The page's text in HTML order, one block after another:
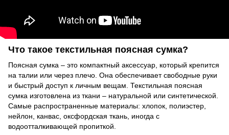
Что такое текстильная поясная сумка?
Поясная сумка – это компактный аксессуар, который крепится
на талии или через плечо. Она обеспечивает свободные руки
и быстрый доступ к личным вещам. Текстильная поясная
сумка изготовлена ​​из ткани – натуральной или синтетической.
Самые распространенные материалы: хлопок, полиэстер,
нейлон, канвас, оксфордская ткань, иногда с
водоотталкивающей пропиткой.